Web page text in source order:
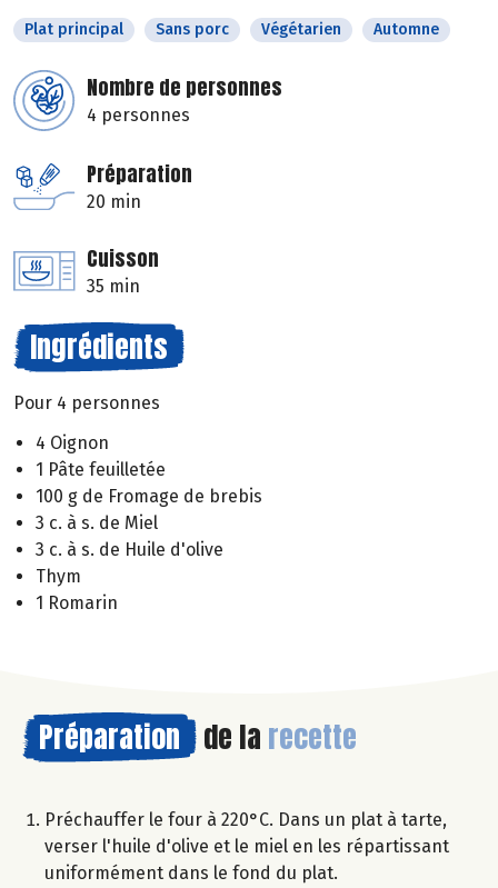
Plat principal Sans porc Végétarien Automne
Nombre de personnes
4 personnes
Préparation
20 min
Cuisson
35 min
Ingrédients
Pour 4 personnes
4 Oignon
1 Pâte feuilletée
100 g de Fromage de brebis
3 c. à s. de Miel
3 c. à s. de Huile d'olive
Thym
1 Romarin
Préparation de la recette
Préchauffer le four à 220°C. Dans un plat à tarte,
verser l'huile d'olive et le miel en les répartissant
uniformément dans le fond du plat.